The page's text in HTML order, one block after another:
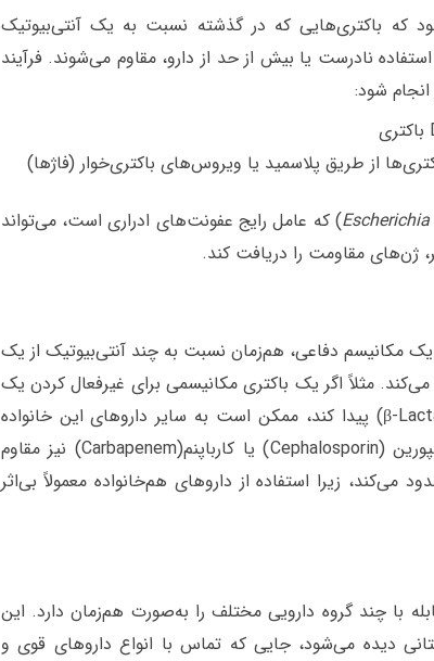
که باکتری‌هایی که در گذشته نسبت به یک آنتی‌بیوتیک
نادرست یا بیش از حد از دارو، مقاوم می‌شوند. فرآیند
شود:
از طریق پلاسمید یا ویروس‌های باکتری‌خوار (فاژها)
) که عامل رایج عفونت‌های ادراری است، می‌تواند
ژن‌های مقاومت را دریافت کند.
یک مکانیسم دفاعی، هم‌زمان نسبت به چند آنتی‌بیوتیک از یک
مثلاً اگر یک باکتری مکانیسمی برای غیرفعال کردن یک
آنتی‌بیوتیک بتالاکتام (β-Lactam antibiotic) پیدا کند، ممکن است به سایر داروهای این خانواده
مثل پنی‌سیلین (Penicillin)، سفالوسپورین (Cephalosporin) یا کارباپنم(Carbapenem)‌ نیز مقاوم
می‌کند، زیرا استفاده از داروهای هم‌خانواده معمولاً بی‌اثر
با چند گروه دارویی مختلف را به‌صورت هم‌زمان دارد. این
دیده می‌شود، جایی که تماس با انواع داروهای قوی و